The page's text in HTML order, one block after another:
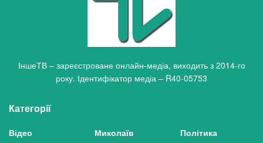
ІншеТВ – зареєстроване онлайн-медіа, виходить з 2014-го
року. Ідентифікатор медіа – R40-05753
Категорії
Відео
Миколаїв
Політика